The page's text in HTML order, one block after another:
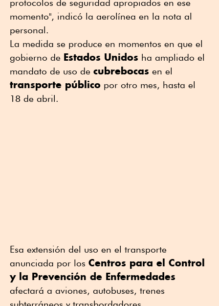
protocolos de seguridad apropiados en ese
momento", indicó la aerolínea en la nota al
personal.
La medida se produce en momentos en que el
gobierno de Estados Unidos ha ampliado el
mandato de uso de cubrebocas en el
transporte público por otro mes, hasta el
18 de abril.
Esa extensión del uso en el transporte
anunciada por los Centros para el Control
y la Prevención de Enfermedades
afectará a aviones, autobuses, trenes